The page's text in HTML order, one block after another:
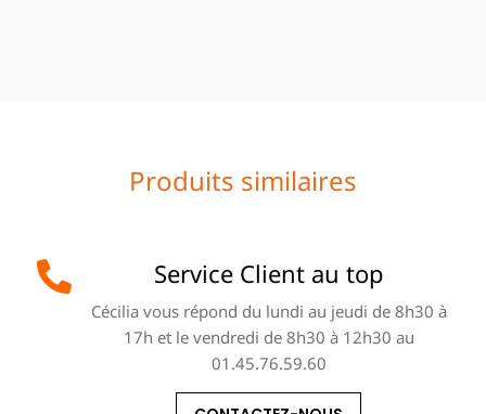
Produits similaires
Service Client au top
Cécilia vous répond du lundi au jeudi de 8h30 à
17h et le vendredi de 8h30 à 12h30 au
01.45.76.59.60